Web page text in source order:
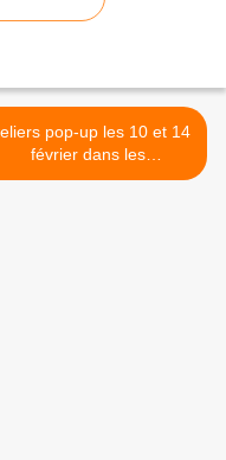
pop-up les 10 et 14
février dans les
de Saint Jean